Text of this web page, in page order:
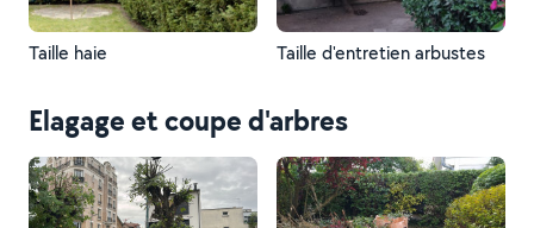
Taille haie Taille d'entretien arbustes
Elagage et coupe d'arbres